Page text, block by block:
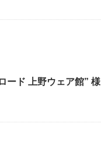
ード 上野ウェア館” 様